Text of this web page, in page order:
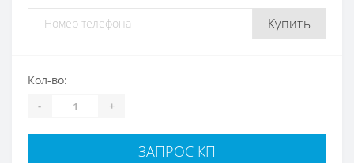
Купить
Кол-во:
- +
ЗАПРОС КП